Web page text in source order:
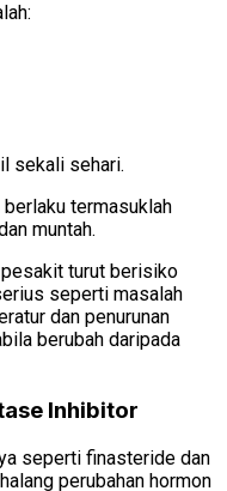
sekali sehari.
termasuklah
muntah.
turut berisiko
seperti masalah
dan penurunan
berubah daripada
Inhibitor
seperti finasteride dan
perubahan hormon